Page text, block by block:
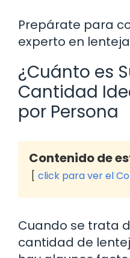
Prepárate para
experto en
¿Cuánto es
Cantidad
por Persona
Contenido de
click para ver el
Cuando se trata
cantidad de